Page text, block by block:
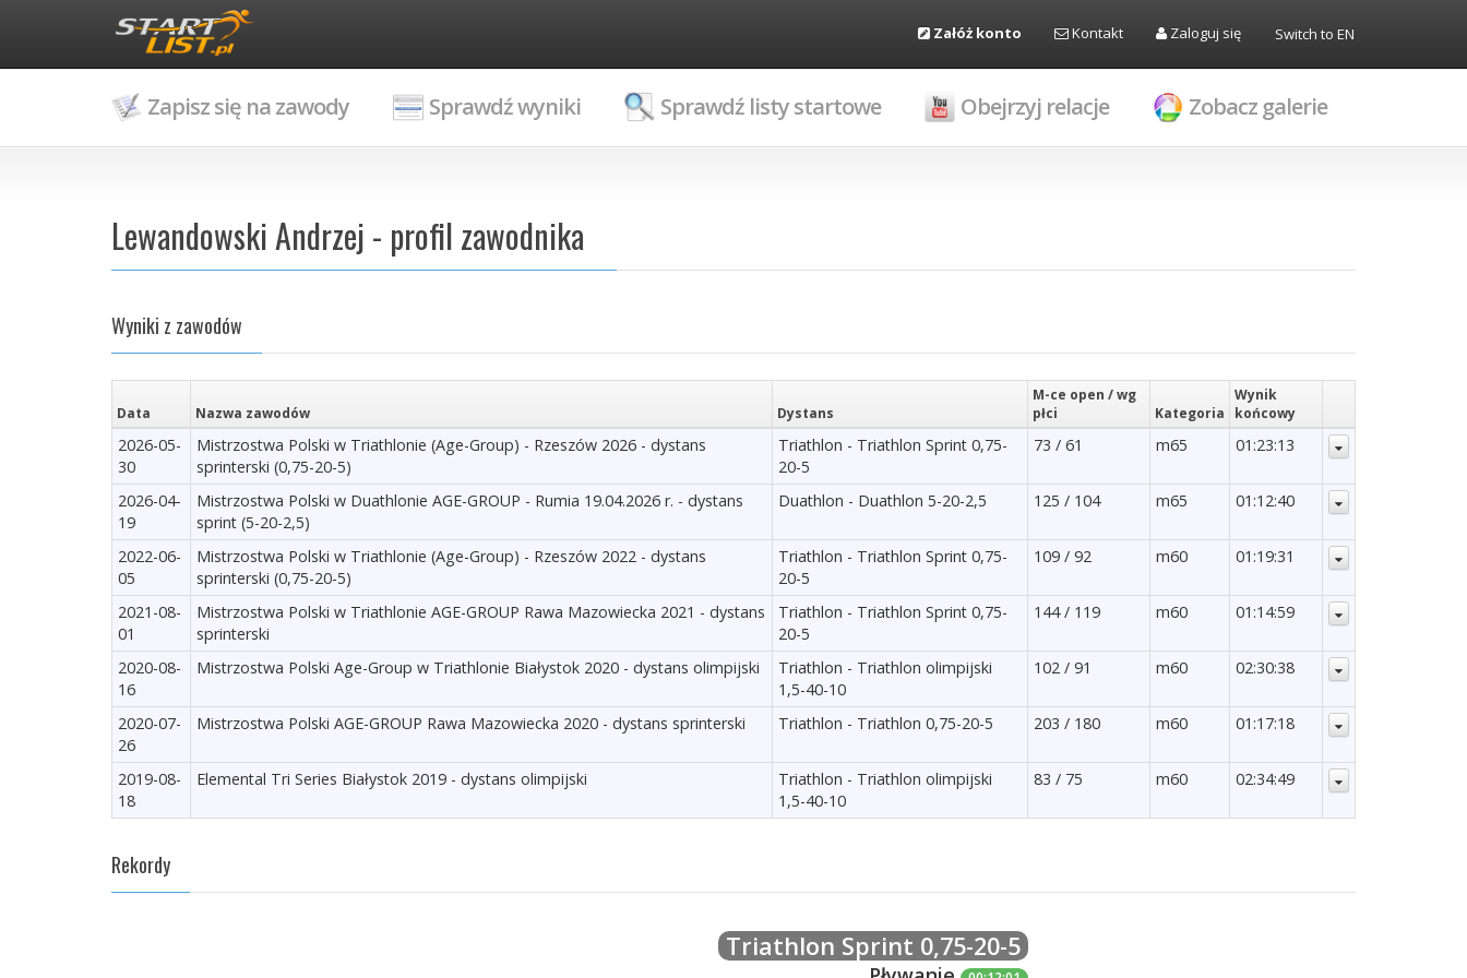
Załóż konto Kontakt Zaloguj się Switch to EN
Zapisz się na zawody Sprawdź wyniki Sprawdź listy startowe Obejrzyj relacje Zobacz galerie
Lewandowski Andrzej - profil zawodnika
Wyniki z zawodów
Data Nazwa zawodów Dystans
M-ce open / wg
płci
Kategoria
Wynik
końcowy
2026-05-
30
Mistrzostwa Polski w Triathlonie (Age-Group) - Rzeszów 2026 - dystans
sprinterski (0,75-20-5)
Triathlon - Triathlon Sprint 0,75-
20-5
73 / 61 m65 01:23:13
2026-04-
19
Mistrzostwa Polski w Duathlonie AGE-GROUP - Rumia 19.04.2026 r. - dystans
sprint (5-20-2,5)
Duathlon - Duathlon 5-20-2,5 125 / 104 m65 01:12:40
2022-06-
05
Mistrzostwa Polski w Triathlonie (Age-Group) - Rzeszów 2022 - dystans
sprinterski (0,75-20-5)
Triathlon - Triathlon Sprint 0,75-
20-5
109 / 92 m60 01:19:31
2021-08-
01
Mistrzostwa Polski w Triathlonie AGE-GROUP Rawa Mazowiecka 2021 - dystans
sprinterski
Triathlon - Triathlon Sprint 0,75-
20-5
144 / 119 m60 01:14:59
2020-08-
16
Mistrzostwa Polski Age-Group w Triathlonie Białystok 2020 - dystans olimpijski
Triathlon - Triathlon olimpijski
1,5-40-10
102 / 91 m60 02:30:38
2020-07-
26
Mistrzostwa Polski AGE-GROUP Rawa Mazowiecka 2020 - dystans sprinterski Triathlon - Triathlon 0,75-20-5 203 / 180 m60 01:17:18
2019-08-
18
Elemental Tri Series Białystok 2019 - dystans olimpijski
Triathlon - Triathlon olimpijski
1,5-40-10
83 / 75 m60 02:34:49
Rekordy
Triathlon Sprint 0,75-20-5